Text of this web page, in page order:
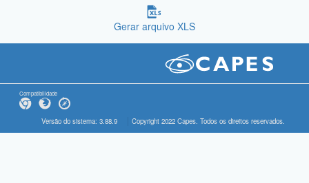
Gerar arquivo XLS
Compatibilidade
Versão do sistema: 3.88.9 Copyright 2022 Capes. Todos os direitos reservados.